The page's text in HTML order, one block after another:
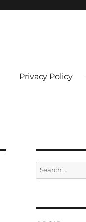
Privacy Policy
Search
for: